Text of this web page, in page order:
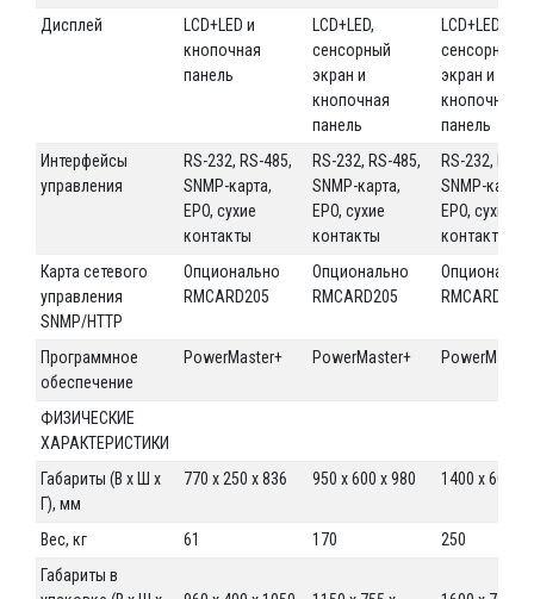
Дисплей
LCD+LED и
кнопочная
панель
LCD+LED,
сенсорный
экран и
кнопочная
панель
LCD+LED,
сенсорный
экран и
кнопочная
панель
Интерфейсы
управления
RS-232, RS-485,
SNMP-карта,
EPO, сухие
контакты
RS-232, RS-485,
SNMP-карта,
EPO, сухие
контакты
RS-232, RS-
SNMP-карта,
EPO, сухие
контакты
Карта сетевого
управления
SNMP/HTTP
Опционально
RMCARD205
Опционально
RMCARD205
RMCARD205
Программное
обеспечение
PowerMaster+ PowerMaster+
ФИЗИЧЕСКИЕ
ХАРАКТЕРИСТИКИ
Габариты (В х Ш х
Г), мм
770 х 250 х 836 950 х 600 х 980 1400 х 600 х
Вес, кг 61 170
250
Габариты в